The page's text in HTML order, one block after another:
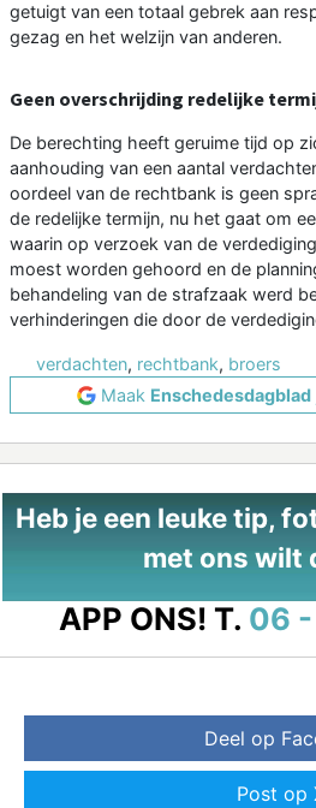
getuigt van een totaal gebrek aan
gezag en het welzijn van anderen.
Geen overschrijding redelijke
De berechting heeft geruime tijd op
aanhouding van een aantal
oordeel van de rechtbank is geen
de redelijke termijn, nu het gaat om
waarin op verzoek van de
moest worden gehoord en de
behandeling van de strafzaak werd
verhinderingen die door de
verdachten, rechtbank, broers
Maak Enschedesdagblad
Heb je een leuke tip,
met ons wilt
APP ONS! T. 06 -
Deel op
Post op